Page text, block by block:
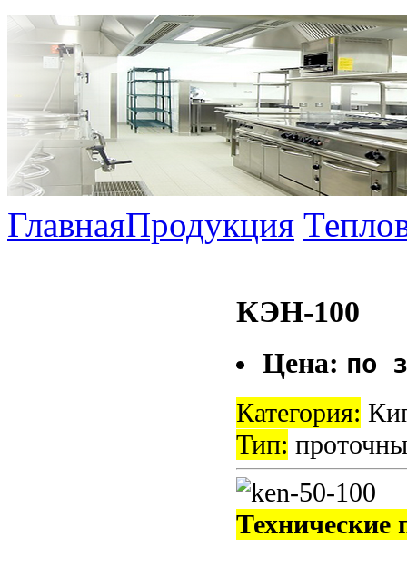
ГлавнаяПродукция
КЭН-100
Цена: по
Категория:
Тип:
Технические